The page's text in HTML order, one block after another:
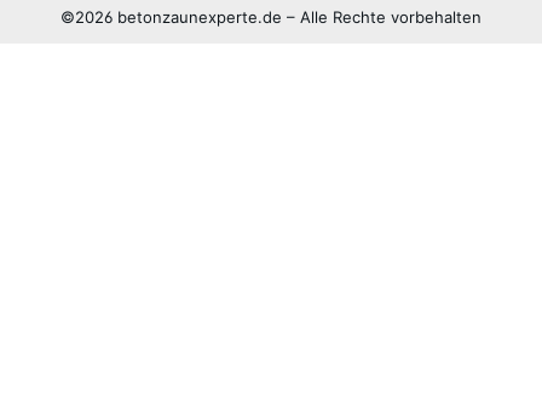
©2026 betonzaunexperte.de – Alle Rechte vorbehalten